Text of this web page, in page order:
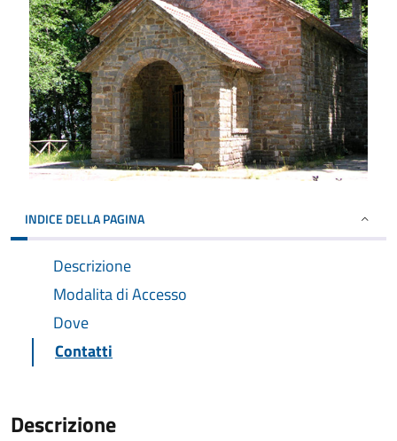
INDICE DELLA PAGINA
Descrizione
Modalita di Accesso
Dove
Contatti
Descrizione